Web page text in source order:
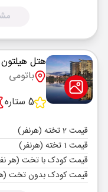
هتل
باتومی
5 ستاره
قیمت 2 تخته (هرنفر)
قیمت 1 تخته (هرنفر)
قیمت کودک با تخت (هر
قیمت کودک بدون تخت